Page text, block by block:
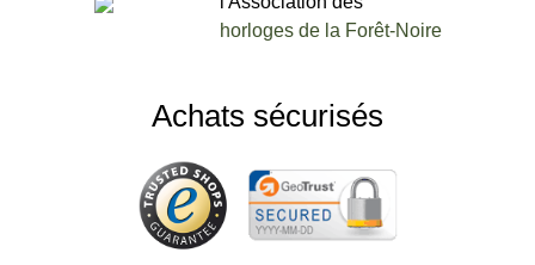
horloges de la Forêt-Noire
Achats sécurisés